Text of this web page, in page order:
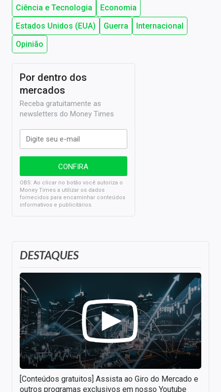
Ciência e Tecnologia
Economia
Estados Unidos (EUA)
Guerra
Internacional
Opinião
DESTAQUES
[Conteúdos gratuitos] Assista ao Giro do Mercado e
outros programas exclusivos em nosso Youtube
Por dentro dos
mercados
Receba gratuitamente as
newsletters do Money Times
OBS: Ao clicar no botão você autoriza o
Money Times a utilizar os dados
fornecidos para encaminhar conteúdos
informativos e publicitários.